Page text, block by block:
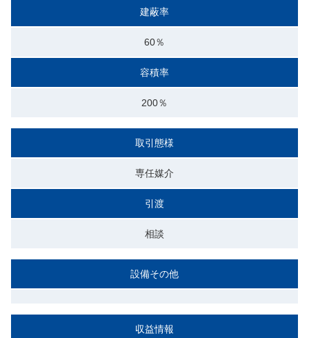
建蔽率
60％
容積率
200％
取引態様
専任媒介
引渡
相談
設備その他
収益情報